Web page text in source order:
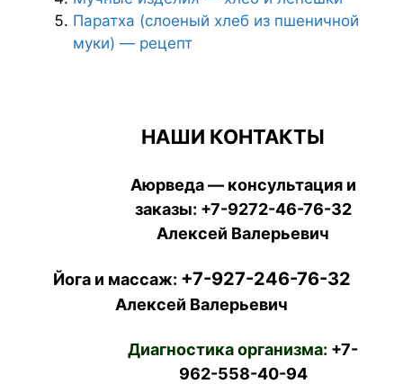
Паратха (слоеный хлеб из пшеничной
муки) — рецепт
НАШИ КОНТАКТЫ
Аюрведа — консультация и
заказы: +7-9272-46-76-32
Алексей Валерьевич
Йога и массаж: +7-927-246-76-32
Алексей Валерьевич
Диагностика организма: +7-
962-558-40-94